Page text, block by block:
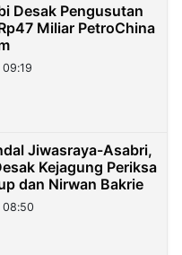
Desak Pengusutan
Miliar PetroChina
Jiwasraya-Asabri,
Kejagung Periksa
dan Nirwan Bakrie